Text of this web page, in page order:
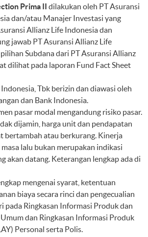
Prima II dilakukan oleh PT Asuransi
dan/atau Manajer Investasi yang
Allianz Life Indonesia dan
jawab PT Asuransi Allianz Life
Subdana dari PT Asuransi Allianz
dilihat pada laporan Fund Fact Sheet
Tbk berizin dan diawasi oleh
dan Bank Indonesia.
pasar modal mengandung risiko pasar.
dijamin, harga unit dan pendapatan
bertambah atau berkurang. Kinerja
lalu bukan merupakan indikasi
akan datang. Keterangan lengkap ada di
mengenai syarat, ketentuan
biaya secara rinci dan pengecualian
pada Ringkasan Informasi Produk dan
dan Ringkasan Informasi Produk
Personal serta Polis.